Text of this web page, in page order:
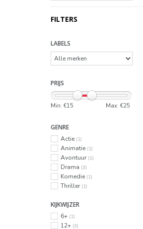
FILTERS
LABELS
PRIJS
Min: €15 Max: €25
GENRE
Actie (1)
Animatie (1)
Avontuur (1)
Drama (3)
Komedie (1)
Thriller (1)
KIJKWIJZER
6+ (1)
12+ (3)